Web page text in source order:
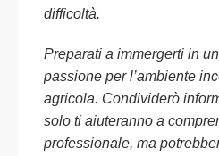
difficoltà.
Preparati a immergerti in
passione per l’ambiente
agricola. Condividerò
solo ti aiuteranno a
professionale, ma